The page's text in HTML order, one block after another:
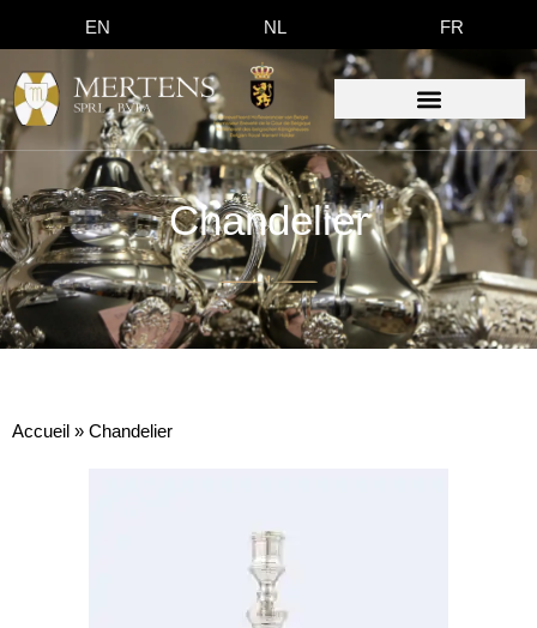
EN NL FR
Chandelier
Accueil » Chandelier